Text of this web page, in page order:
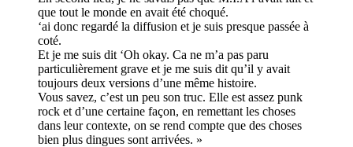
que tout le monde en avait été choqué.
‘ai donc regardé la diffusion et je suis presque passée à
coté.
Et je me suis dit ‘Oh okay. Ca ne m’a pas paru
particulièrement grave et je me suis dit qu’il y avait
toujours deux versions d’une même histoire.
Vous savez, c’est un peu son truc. Elle est assez punk
rock et d’une certaine façon, en remettant les choses
dans leur contexte, on se rend compte que des choses
bien plus dingues sont arrivées. »